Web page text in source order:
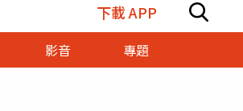
下載 APP
影音 專題